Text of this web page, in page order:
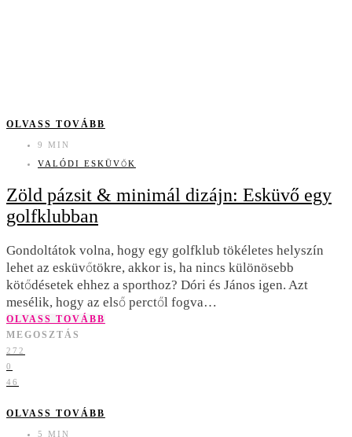
OLVASS TOVÁBB
9 MIN
VALÓDI ESKÜVŐK
Zöld pázsit & minimál dizájn: Esküvő egy
golfklubban
Gondoltátok volna, hogy egy golfklub tökéletes helyszín
lehet az esküvőtökre, akkor is, ha nincs különösebb
kötődésetek ehhez a sporthoz? Dóri és János igen. Azt
mesélik, hogy az első perctől fogva…
OLVASS TOVÁBB
MEGOSZTÁS
272
0
46
OLVASS TOVÁBB
5 MIN